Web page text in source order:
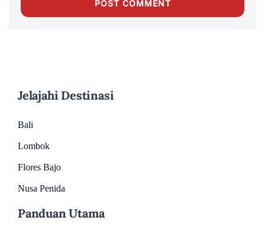
Jelajahi Destinasi
Bali
Lombok
Flores Bajo
Nusa Penida
Panduan Utama